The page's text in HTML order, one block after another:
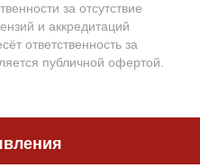
за отсутствие
и аккредитаций
ответственность за
публичной офертой.